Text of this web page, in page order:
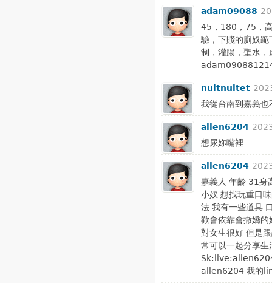
adam09088
45，180，75，
驗，下賤的廁奴跪
制，灌腸，聖水，
nuitnuitet
我從台南到嘉義
allen6204
想尿妳嘴裡
allen6204
嘉義人 年齡 31身
小奴 想找玩重口
法 我有一些道具
歡會依靠會撒嬌
對女生很好 但是
常可以一起分享
allen6204 我的